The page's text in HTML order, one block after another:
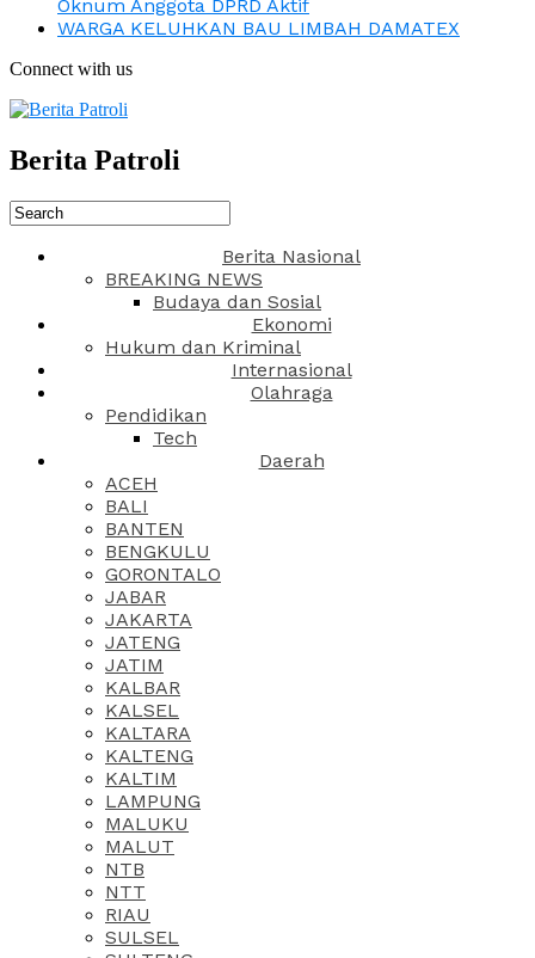
Oknum Anggota DPRD Aktif
WARGA KELUHKAN BAU LIMBAH DAMATEX
Connect with us
Berita Patroli
Berita Nasional
BREAKING NEWS
Budaya dan Sosial
Ekonomi
Hukum dan Kriminal
Internasional
Olahraga
Pendidikan
Tech
Daerah
ACEH
BALI
BANTEN
BENGKULU
GORONTALO
JABAR
JAKARTA
JATENG
JATIM
KALBAR
KALSEL
KALTARA
KALTENG
KALTIM
LAMPUNG
MALUKU
MALUT
NTB
NTT
RIAU
SULSEL